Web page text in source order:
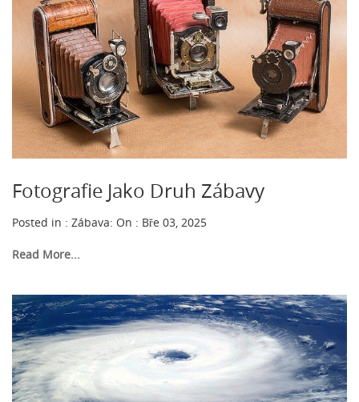
Fotografie Jako Druh Zábavy
Posted in : Zábava: On : Bře 03, 2025
Read More...